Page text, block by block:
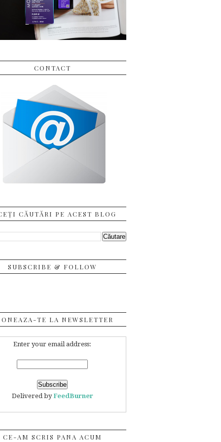
CONTACT
CĂUTĂRI PE ACEST BLOG
SUBSCRIBE & FOLLOW
TE LA NEWSLETTER
Enter your email address:
Delivered byFeedBurner
CE-AM SCRIS PANA ACUM